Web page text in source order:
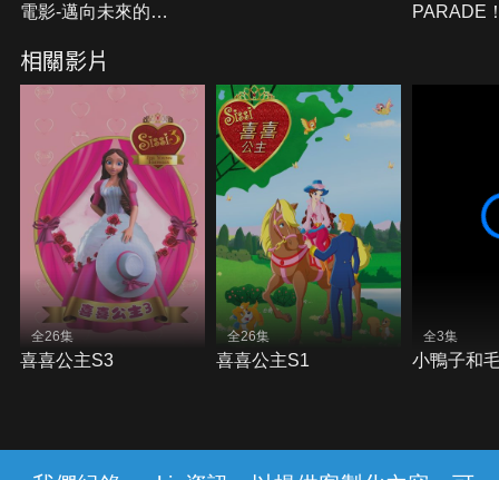
電影-邁向未來的
PARADE
相關影片
全26集
喜喜公主S3
全26集
喜喜公主S1
全3集
小鴨子和